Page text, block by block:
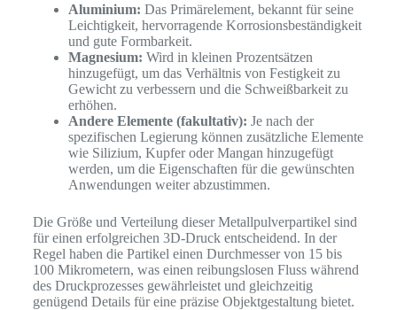
Aluminium: Das Primärelement, bekannt für seine
Leichtigkeit, hervorragende Korrosionsbeständigkeit
und gute Formbarkeit.
Magnesium: Wird in kleinen Prozentsätzen
hinzugefügt, um das Verhältnis von Festigkeit zu
Gewicht zu verbessern und die Schweißbarkeit zu
erhöhen.
Andere Elemente (fakultativ): Je nach der
spezifischen Legierung können zusätzliche Elemente
wie Silizium, Kupfer oder Mangan hinzugefügt
werden, um die Eigenschaften für die gewünschten
Anwendungen weiter abzustimmen.
Die Größe und Verteilung dieser Metallpulverpartikel sind
für einen erfolgreichen 3D-Druck entscheidend. In der
Regel haben die Partikel einen Durchmesser von 15 bis
100 Mikrometern, was einen reibungslosen Fluss während
des Druckprozesses gewährleistet und gleichzeitig
genügend Details für eine präzise Objektgestaltung bietet.